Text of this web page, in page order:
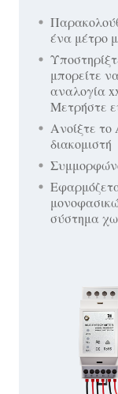
ένα μέτρο
μπορείτε
αναλογία
Μετρήστε
Ανοίξτε το
διακομιστή
σύστημα